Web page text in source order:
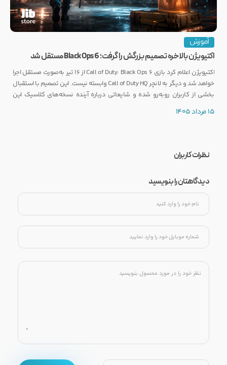
آموزش
اکتیویژن بالاخره تصمیم بزرگش را گرفت؛ Black Ops 6 مستقل شد
اکتیویژن اعلام کرد بازی Call of Duty: Black Ops 6 از ۱۶ تیر به‌صورت مستقل اجرا
خواهد شد و دیگر به لانچر Call of Duty HQ وابسته نیست. این تصمیم با استقبال
بخشی از کاربران روبه‌رو شده و شایعاتی درباره آینده نسخه‌های کلاسیک این
15 مرداد 1405
نظرات کاربران
دیدگاهتان را بنویسید